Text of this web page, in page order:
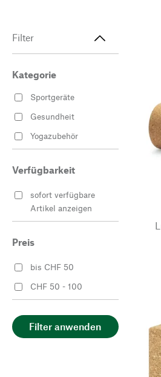
Filter
Kategorie
Sportgeräte
Gesundheit
Yogazubehör
Verfügbarkeit
sofort verfügbare
Artikel anzeigen
Preis
bis CHF 50
CHF 50 - 100
Filter anwenden